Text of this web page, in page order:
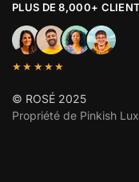
PLUS DE 8,000+
★★★★★
© ROSÉ 2025
Propriété de Pinkish